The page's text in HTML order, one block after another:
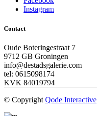
Instagram
Contact
Oude Boteringestraat 7
9712 GB Groningen
info@destadsgalerie.com
tel: 0615098174
KVK 84019794
© Copyright Qode Interactive